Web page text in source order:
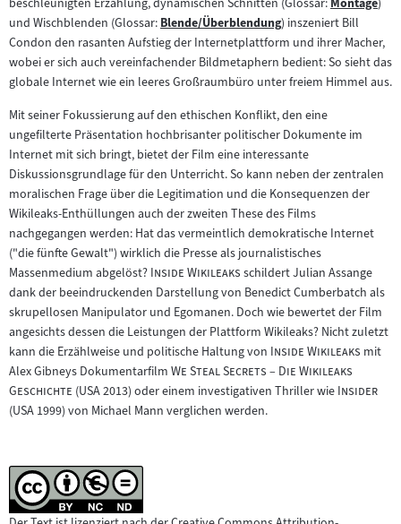
beschleunigten Erzählung, dynamischen Schnitten (Glossar:Zum
Inhalt:
Montage)
und Wischblenden (Glossar:Zum
Inhalt:
Blende/Überblendung) inszeniert Bill
Condon den rasanten Aufstieg der Internetplattform und ihrer Macher,
wobei er sich auch vereinfachender Bildmetaphern bedient: So sieht das
globale Internet wie ein leeres Großraumbüro unter freiem Himmel aus.
Mit seiner Fokussierung auf den ethischen Konflikt, den eine
ungefilterte Präsentation hochbrisanter politischer Dokumente im
Internet mit sich bringt, bietet der Film eine interessante
Diskussionsgrundlage für den Unterricht. So kann neben der zentralen
moralischen Frage über die Legitimation und die Konsequenzen der
Wikileaks-Enthüllungen auch der zweiten These des Films
nachgegangen werden: Hat das vermeintlich demokratische Internet
("die fünfte Gewalt") wirklich die Presse als journalistisches
Massenmedium abgelöst? "Inside Wikileaks "schildert Julian Assange
dank der beeindruckenden Darstellung von Benedict Cumberbatch als
skrupellosen Manipulator und Egomanen. Doch wie bewertet der Film
angesichts dessen die Leistungen der Plattform Wikileaks? Nicht zuletzt
kann die Erzählweise und politische Haltung von "Inside Wikileaks "mit
Alex Gibneys Dokumentarfilm "
We Steal Secrets – Die Wikileaks
Geschichte "(USA 2013) oder einem investigativen Thriller wie "Insider"
(USA 1999) von Michael Mann verglichen werden.